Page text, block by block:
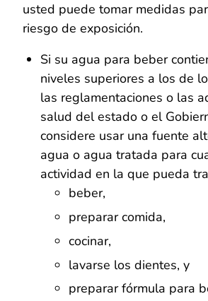
usted puede tomar medidas
riesgo de exposición.
Si su agua para beber
niveles superiores a los de
las reglamentaciones o las
salud del estado o el
considere usar una fuente
agua o agua tratada para
actividad en la que pueda
beber,
preparar comida,
cocinar,
lavarse los dientes, y
preparar fórmula para